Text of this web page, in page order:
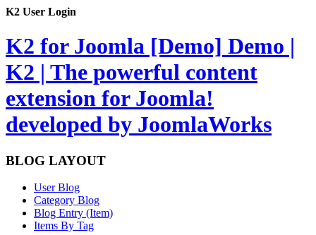
K2 User Login
K2 for Joomla [Demo] Demo |
K2 | The powerful content
extension for Joomla!
developed by JoomlaWorks
BLOG LAYOUT
User Blog
Category Blog
Blog Entry (Item)
Items By Tag